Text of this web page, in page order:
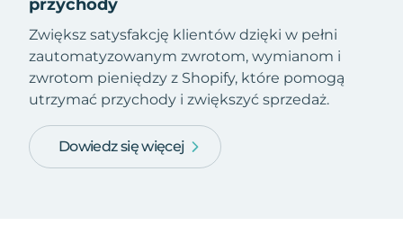
przychody
Zwiększ satysfakcję klientów dzięki w pełni
zautomatyzowanym zwrotom, wymianom i
zwrotom pieniędzy z Shopify, które pomogą
utrzymać przychody i zwiększyć sprzedaż.
Dowiedz się więcej